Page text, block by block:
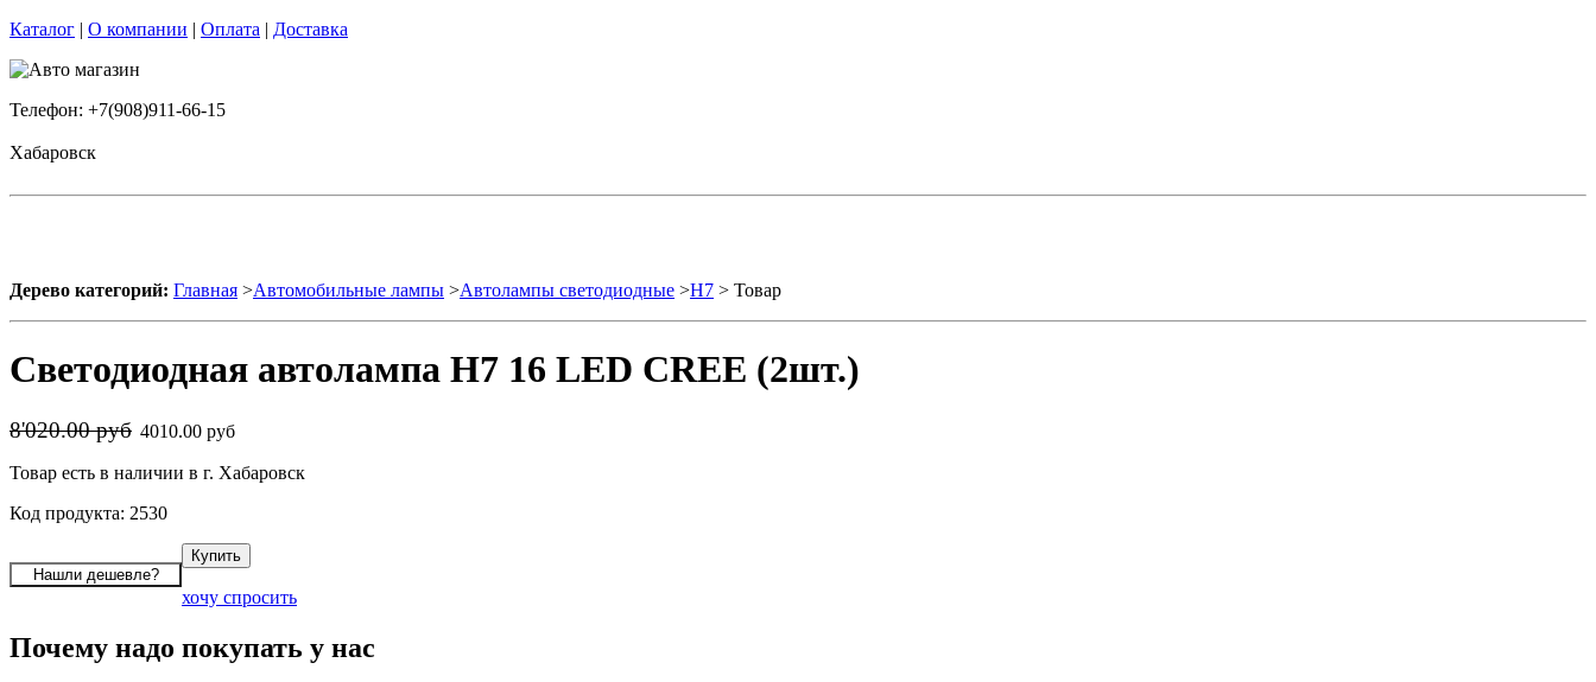
Каталог | О компании | Оплата | Доставка
Телефон: +7(908)911-66-15
Хабаровск
Дерево категорий: Главная >Автомобильные лампы >Автолампы светодиодные >H7 > Товар
Светодиодная автолампа H7 16 LED CREE (2шт.)
8'020.00 руб 4010.00 руб
Товар есть в наличии в г. Хабаровск
Код продукта: 2530
хочу спросить
Почему надо покупать у нас